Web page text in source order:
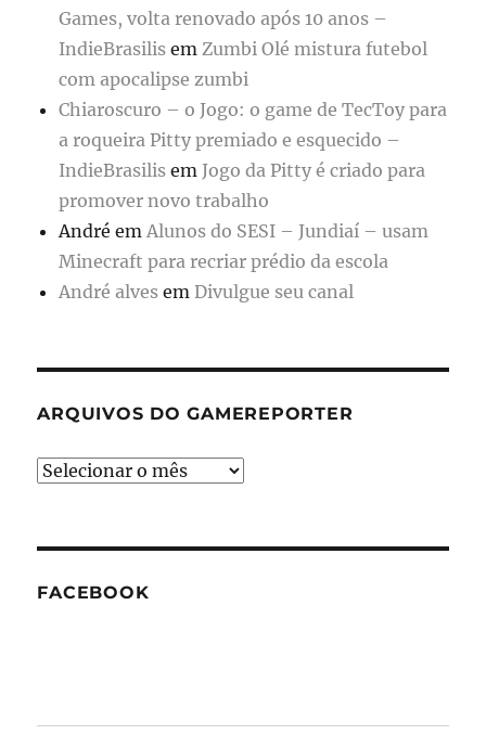
Games, volta renovado após 10 anos –
IndieBrasilis em Zumbi Olé mistura futebol
com apocalipse zumbi
Chiaroscuro – o Jogo: o game de TecToy para
a roqueira Pitty premiado e esquecido –
IndieBrasilis em Jogo da Pitty é criado para
promover novo trabalho
André em Alunos do SESI – Jundiaí – usam
Minecraft para recriar prédio da escola
André alves em Divulgue seu canal
ARQUIVOS DO GAMEREPORTER
Arquivos
FACEBOOK